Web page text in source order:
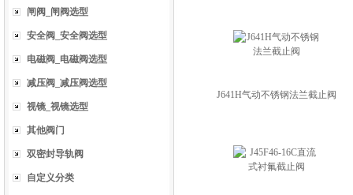
闸阀_闸阀选型
安全阀_安全阀选型
电磁阀_电磁阀选型
减压阀_减压阀选型
视镜_视镜选型
其他阀门
双密封导轨阀
自定义分类
J641H气动不锈钢法兰截止阀